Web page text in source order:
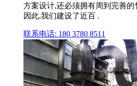
方案设计,还必须拥有周到完善的
因此,我们建设了近百 .
联系电话: 180 3780 8511